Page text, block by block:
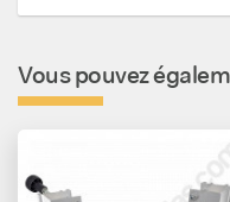
Vous pouvez